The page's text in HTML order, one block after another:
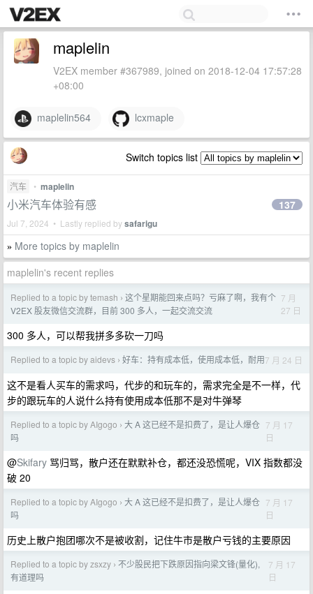
maplelin
V2EX member #367989, joined on 2018-12-04 17:57:28
+08:00
maplelin564 lcxmaple
Switch topics list
汽车 • maplelin
小米汽车体验有感
Jul 7, 2024 • Lastly replied bysafarigu
137
» More topics by maplelin
maplelin's recent replies
Replied to a topic by temash › 这个星期能回来点吗？亏麻了啊，我有个
V2EX 股友微信交流群，目前 300 多人，一起交流交流
7 月
27 日
300 多人，可以帮我拼多多砍一刀吗
Replied to a topic by aidevs › 好车：持有成本低，使用成本低，耐用7 月 24 日
这不是看人买车的需求吗，代步的和玩车的，需求完全是不一样，代
步的跟玩车的人说什么持有使用成本低那不是对牛弹琴
Replied to a topic by AIgogo › 大 A 这已经不是扣费了，是让人爆仓
吗
7 月 17
日
@Skifary 骂归骂，散户还在默默补仓，都还没恐慌呢，VIX 指数都没
破 20
Replied to a topic by AIgogo › 大 A 这已经不是扣费了，是让人爆仓
吗
7 月 17
日
历史上散户抱团哪次不是被收割，记住牛市是散户亏钱的主要原因
Replied to a topic by zsxzy › 不少股民把下跌原因指向梁文锋(量化),
有道理吗
7 月 17
日